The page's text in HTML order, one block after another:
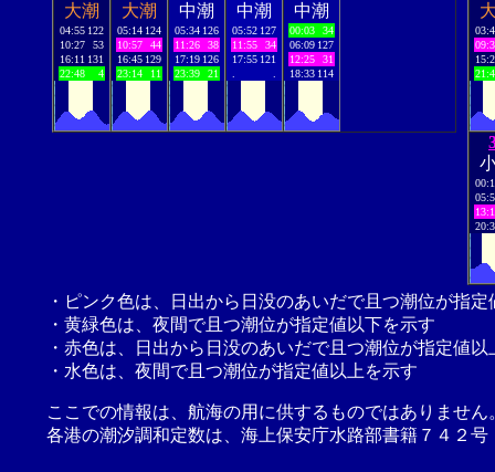
大潮
04:55 122
10:27
53
16:11 131
22:48
4
大潮
05:14 124
10:57
44
16:45 129
23:14
11
中潮
05:34 126
11:26
38
17:19 126
23:39
21
中潮
05:52 127
11:55
34
17:55 121
中潮
00:03
34
06:09 127
12:25
31
18:33 114
・ピンク色は、日出から日没のあいだで且つ潮位が指
・黄緑色は、夜間で且つ潮位が指定値以下を示す
・赤色は、日出から日没のあいだで且つ潮位が指定値以
・水色は、夜間で且つ潮位が指定値以上を示す
ここでの情報は、航海の用に供するものではありませ
各港の潮汐調和定数は、海上保安庁水路部書籍７４２